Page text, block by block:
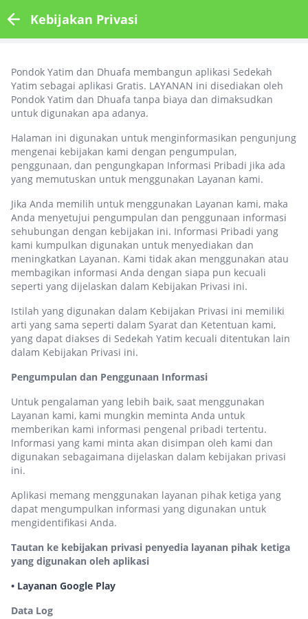
Kebijakan Privasi
Pondok Yatim dan Dhuafa membangun aplikasi Sedekah
Yatim sebagai aplikasi Gratis. LAYANAN ini disediakan oleh
Pondok Yatim dan Dhuafa tanpa biaya dan dimaksudkan
untuk digunakan apa adanya.
Halaman ini digunakan untuk menginformasikan pengunjung
mengenai kebijakan kami dengan pengumpulan,
penggunaan, dan pengungkapan Informasi Pribadi jika ada
yang memutuskan untuk menggunakan Layanan kami.
Jika Anda memilih untuk menggunakan Layanan kami, maka
Anda menyetujui pengumpulan dan penggunaan informasi
sehubungan dengan kebijakan ini. Informasi Pribadi yang
kami kumpulkan digunakan untuk menyediakan dan
meningkatkan Layanan. Kami tidak akan menggunakan atau
membagikan informasi Anda dengan siapa pun kecuali
seperti yang dijelaskan dalam Kebijakan Privasi ini.
Istilah yang digunakan dalam Kebijakan Privasi ini memiliki
arti yang sama seperti dalam Syarat dan Ketentuan kami,
yang dapat diakses di Sedekah Yatim kecuali ditentukan lain
dalam Kebijakan Privasi ini.
Pengumpulan dan Penggunaan Informasi
Untuk pengalaman yang lebih baik, saat menggunakan
Layanan kami, kami mungkin meminta Anda untuk
memberikan kami informasi pengenal pribadi tertentu.
Informasi yang kami minta akan disimpan oleh kami dan
digunakan sebagaimana dijelaskan dalam kebijakan privasi
ini.
Aplikasi memang menggunakan layanan pihak ketiga yang
dapat mengumpulkan informasi yang digunakan untuk
mengidentifikasi Anda.
Tautan ke kebijakan privasi penyedia layanan pihak ketiga
yang digunakan oleh aplikasi
• Layanan Google Play
Data Log